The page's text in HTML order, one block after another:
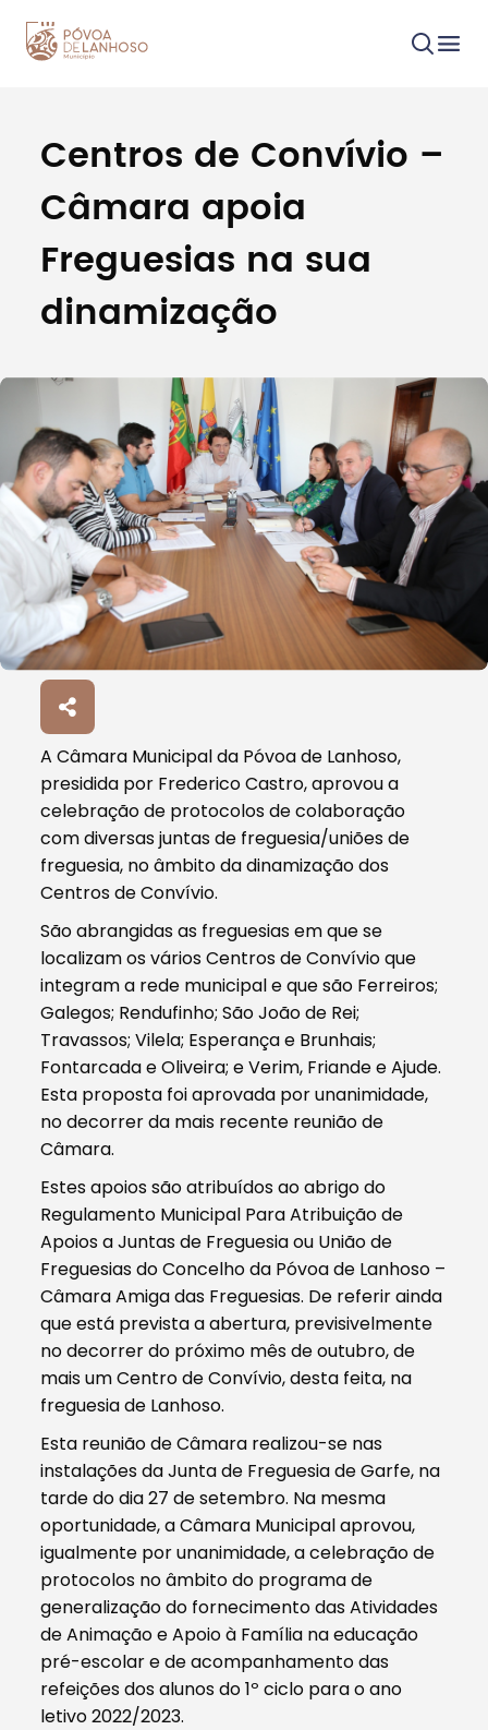
Procurar
Tipo de conteúdo
Filtros
Centros de Convívio –
Câmara apoia
Freguesias na sua
dinamização
A Câmara Municipal da Póvoa de Lanhoso,
presidida por Frederico Castro, aprovou a
celebração de protocolos de colaboração
com diversas juntas de freguesia/uniões de
freguesia, no âmbito da dinamização dos
Centros de Convívio.
São abrangidas as freguesias em que se
localizam os vários Centros de Convívio que
integram a rede municipal e que são Ferreiros;
Galegos; Rendufinho; São João de Rei;
Travassos; Vilela; Esperança e Brunhais;
Fontarcada e Oliveira; e Verim, Friande e Ajude.
Esta proposta foi aprovada por unanimidade,
no decorrer da mais recente reunião de
Câmara.
Estes apoios são atribuídos ao abrigo do
Regulamento Municipal Para Atribuição de
Apoios a Juntas de Freguesia ou União de
Freguesias do Concelho da Póvoa de Lanhoso –
Câmara Amiga das Freguesias. De referir ainda
que está prevista a abertura, previsivelmente
no decorrer do próximo mês de outubro, de
mais um Centro de Convívio, desta feita, na
freguesia de Lanhoso.
Esta reunião de Câmara realizou-se nas
instalações da Junta de Freguesia de Garfe, na
tarde do dia 27 de setembro. Na mesma
oportunidade, a Câmara Municipal aprovou,
igualmente por unanimidade, a celebração de
protocolos no âmbito do programa de
generalização do fornecimento das Atividades
de Animação e Apoio à Família na educação
pré-escolar e de acompanhamento das
refeições dos alunos do 1º ciclo para o ano
letivo 2022/2023.